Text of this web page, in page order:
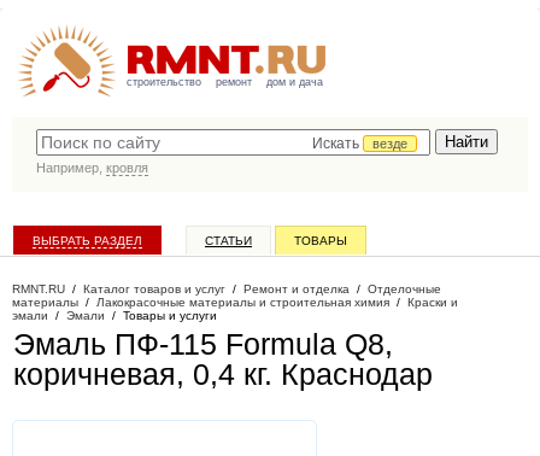
строительство ремонт дом и дача
Искать
везде
Например, кровля
ВЫБРАТЬ РАЗДЕЛ СТАТЬИ ТОВАРЫ
RMNT.RU / Каталог товаров и услуг / Ремонт и отделка / Отделочные
материалы / Лакокрасочные материалы и строительная химия / Краски и
эмали / Эмали / Товары и услуги
Эмаль ПФ-115 Formula Q8,
коричневая, 0,4 кг. Краснодар